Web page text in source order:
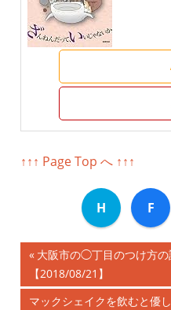
↑↑↑ Page Top へ ↑↑↑
H F
投
前
の
記
大阪市の◯丁目のつけ方
【2018/08/21】
次
マックシェイクを飲むと優